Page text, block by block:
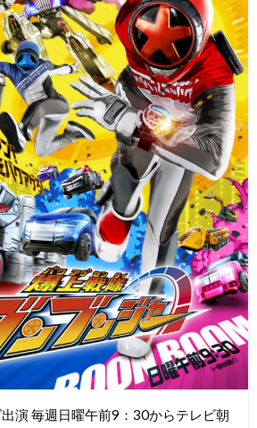
演 毎週日曜午前9：30からテレビ朝